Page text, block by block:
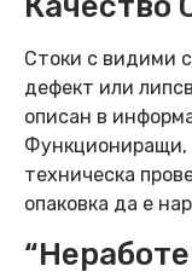
Стоки с видими
дефект или
описан в
Функциониращи,
техническа
опаковка да е